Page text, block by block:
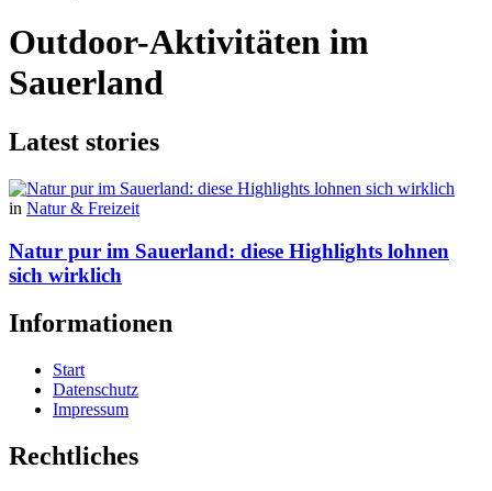
Outdoor-Aktivitäten im
Sauerland
Latest stories
in Natur & Freizeit
Natur pur im Sauerland: diese Highlights lohnen
sich wirklich
Informationen
Start
Datenschutz
Impressum
Rechtliches